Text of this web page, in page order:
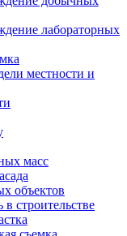
лабораторных
местности и
масс
объектов
в строительстве